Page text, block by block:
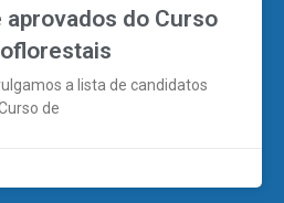
aprovados do Curso
a lista de candidatos
de